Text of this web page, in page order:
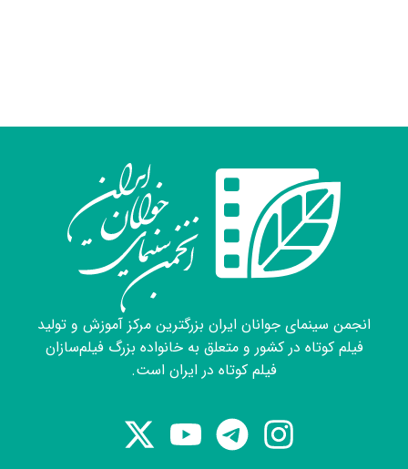
۱۳۹۶
فن سینما ۲ (هنرستان هنرهای زیبا)
۱۴۰۳-۱۴۰۴
کارگاه تجربه اول (انجمن سینمای جوان - دفتر
بجنورد)
۱۴۰۳
کارگردانی (انجمن سینمای جوان - دفتر بجنورد)
انجمن سینمای جوانان ایران بزرگترین مرکز آموزش و تولید
فیلم کوتاه در کشور و متعلق به خانواده بزرگ فیلم‌سازان
فیلم کوتاه در ایران است.